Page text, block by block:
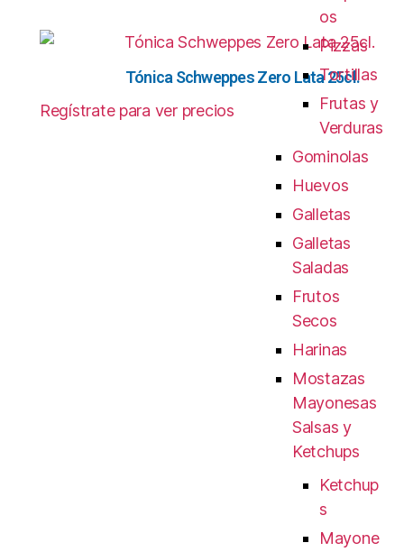
Tónica Schweppes Zero Lata 25cl.
Regístrate para ver precios
os
Pizzas
Tortillas
Frutas y
Verduras
Gominolas
Huevos
Galletas
Galletas
Saladas
Frutos
Secos
Harinas
Mostazas
Mayonesas
Salsas y
Ketchups
Ketchup
s
Mayone